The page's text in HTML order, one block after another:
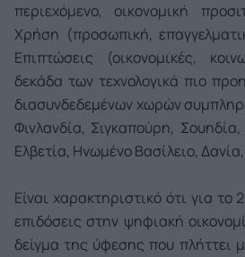
περιεχόμενο, οικονομική
Χρήση (προσωπική,
Επιπτώσεις (οικονομικές,
δεκάδα των τεχνολογικά πιο
διασυνδεδεμένων χωρών
Φινλανδία, Σιγκαπούρη,
Ελβετία, Ηνωμένο Βασίλειο,
Είναι χαρακτηριστικό ότι για
επιδόσεις στην ψηφιακή
δείγμα της ύφεσης που πλήττει